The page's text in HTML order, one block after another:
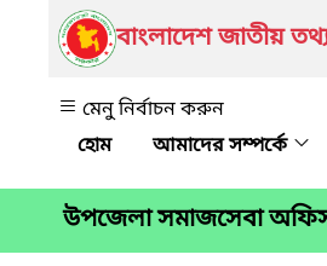
বাংলাদেশ জাতীয়
মেনু নির্বাচন করুন
আমাদের সম্পর্কে
উপজেলা সমাজসেবা